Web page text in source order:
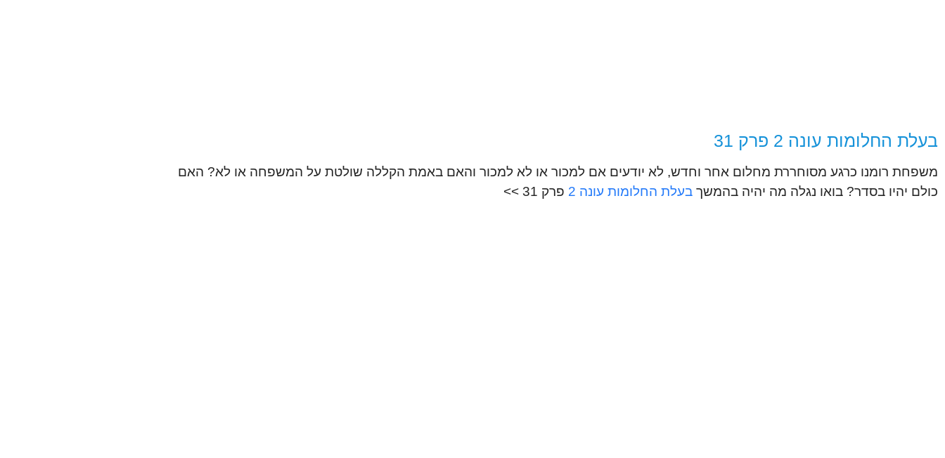
בעלת החלומות עונה 2 פרק 31
משפחת רומנו כרגע מסוחררת מחלום אחר וחדש, לא יודעים אם למכור או לא למכור והאם באמת הקללה שולטת על המשפחה או לא? האם
כולם יהיו בסדר? בואו נגלה מה יהיה בהמשך בעלת החלומות עונה 2 פרק 31 >>